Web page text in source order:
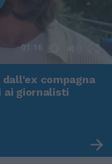
01:16
dall'ex compagna
ai giornalisti